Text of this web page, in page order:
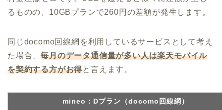
るものの、10GBプランで260円の差額が発生します。
同じdocomo回線網を利用しているサービスとして考え
た場合、毎月のデータ通信量が多い人は楽天モバイル
を契約する方がお得と言えます。
mineo：Dプラン（docomo回線網）